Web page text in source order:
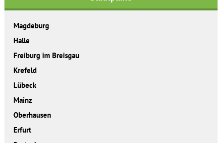
Magdeburg
Halle
Freiburg im Breisgau
Krefeld
Lübeck
Mainz
Oberhausen
Erfurt